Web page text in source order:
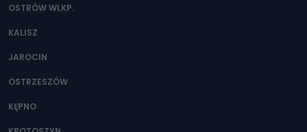
OSTRÓW WLKP.
KALISZ
JAROCIN
OSTRZESZÓW
KĘPNO